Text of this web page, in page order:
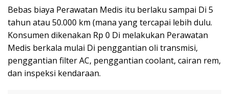
Bebas biaya Perawatan Medis itu berlaku sampai Di 5
tahun atau 50.000 km (mana yang tercapai lebih dulu.
Konsumen dikenakan Rp 0 Di melakukan Perawatan
Medis berkala mulai Di penggantian oli transmisi,
penggantian filter AC, penggantian coolant, cairan rem,
dan inspeksi kendaraan.